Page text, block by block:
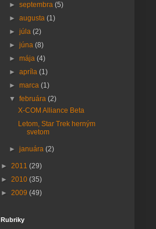
►septembra(5)
►augusta(1)
►júla(2)
►júna(8)
►mája(4)
►apríla(1)
►marca(1)
▼februára(2)
X-COM Alliance Beta
Letom, Star Trek herným
svetom
►januára(2)
► 2011 (29)
► 2010 (35)
► 2009 (49)
Rubriky